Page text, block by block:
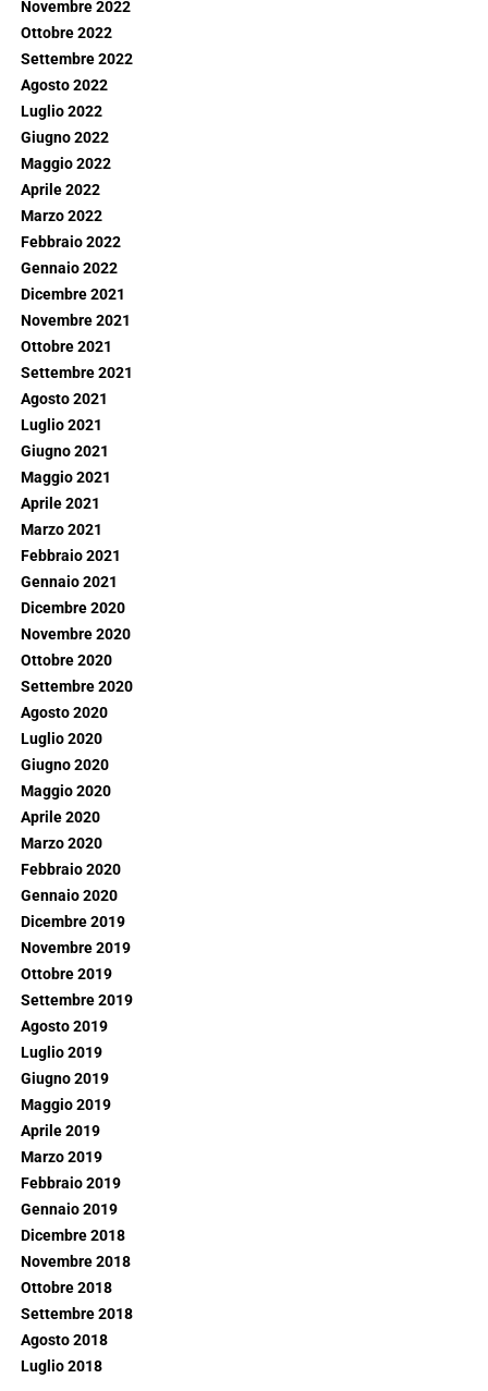
Novembre 2022
Ottobre 2022
Settembre 2022
Agosto 2022
Luglio 2022
Giugno 2022
Maggio 2022
Aprile 2022
Marzo 2022
Febbraio 2022
Gennaio 2022
Dicembre 2021
Novembre 2021
Ottobre 2021
Settembre 2021
Agosto 2021
Luglio 2021
Giugno 2021
Maggio 2021
Aprile 2021
Marzo 2021
Febbraio 2021
Gennaio 2021
Dicembre 2020
Novembre 2020
Ottobre 2020
Settembre 2020
Agosto 2020
Luglio 2020
Giugno 2020
Maggio 2020
Aprile 2020
Marzo 2020
Febbraio 2020
Gennaio 2020
Dicembre 2019
Novembre 2019
Ottobre 2019
Settembre 2019
Agosto 2019
Luglio 2019
Giugno 2019
Maggio 2019
Aprile 2019
Marzo 2019
Febbraio 2019
Gennaio 2019
Dicembre 2018
Novembre 2018
Ottobre 2018
Settembre 2018
Agosto 2018
Luglio 2018